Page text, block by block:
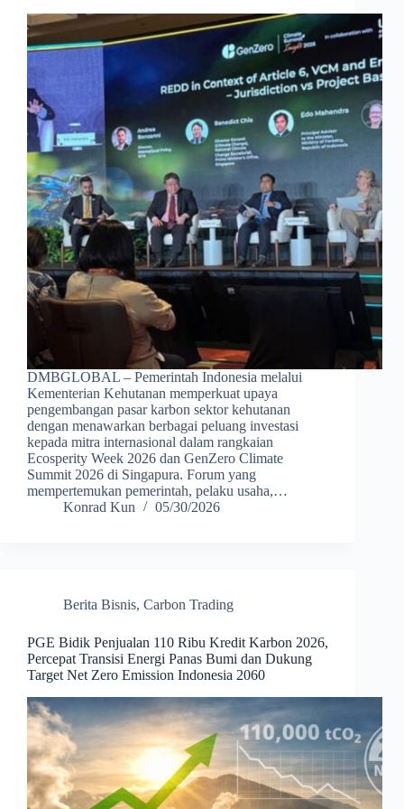
DMBGLOBAL – Pemerintah Indonesia melalui
Kementerian Kehutanan memperkuat upaya
pengembangan pasar karbon sektor kehutanan
dengan menawarkan berbagai peluang investasi
kepada mitra internasional dalam rangkaian
Ecosperity Week 2026 dan GenZero Climate
Summit 2026 di Singapura. Forum yang
mempertemukan pemerintah, pelaku usaha,…
Konrad Kun
05/30/2026
Berita Bisnis, Carbon Trading
PGE Bidik Penjualan 110 Ribu Kredit Karbon 2026,
Percepat Transisi Energi Panas Bumi dan Dukung
Target Net Zero Emission Indonesia 2060